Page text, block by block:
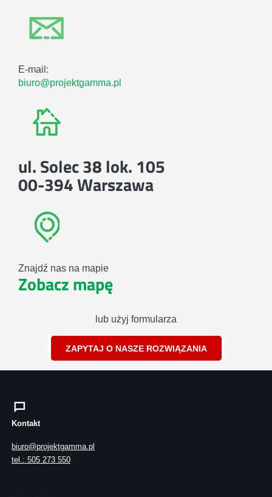
E-mail:
biuro@projektgamma.pl
ul. Solec 38 lok. 105
00-394 Warszawa
Znajdź nas na mapie
Zobacz mapę
lub użyj formularza
ZAPYTAJ O NASZE ROZWIĄZANIA
Kontakt
biuro@projektgamma.pl
tel.: 505 273 550